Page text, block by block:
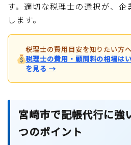
す。適切な税理士の選択が、企
します。
税理士の費用目安を知りたい方へ
税理士の費用・顧問料の相場は
を見る →
宮崎市で記帳代行に強
つのポイント